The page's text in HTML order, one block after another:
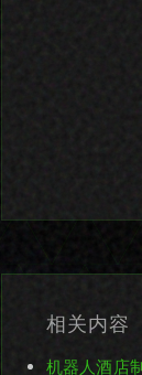
相关内容
机器人酒店